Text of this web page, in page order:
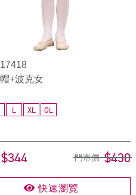
+波克女
L XL GL
$344 門市價 $430
快速瀏覽